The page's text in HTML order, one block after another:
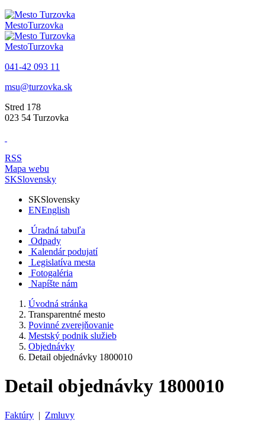
MestoTurzovka
MestoTurzovka
041-42 093 11
msu@turzovka.sk
Stred 178
023 54 Turzovka
RSS
Mapa webu
SKSlovensky
SKSlovensky
ENEnglish
Úradná tabuľa
Odpady
Kalendár podujatí
Legislatíva mesta
Fotogaléria
Napíšte nám
Úvodná stránka
Transparentné mesto
Povinné zverejňovanie
Mestský podnik služieb
Objednávky
Detail objednávky 1800010
Detail objednávky 1800010
Faktúry | Zmluvy